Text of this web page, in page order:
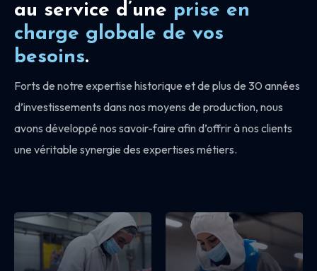
au service d’une prise en
charge globale de vos
besoins.
Forts de notre expertise historique et de plus de 30 années
d’investissements dans nos moyens de production, nous
avons développé nos savoir-faire afin d’offrir à nos clients
une véritable synergie des expertises métiers.